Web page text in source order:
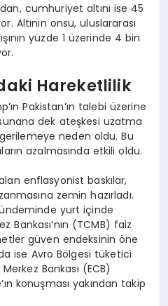
cumhuriyet altını ise 45
Altının onsu, uluslararası
yüzde 1 üzerinde 4 bin
Hareketlilik
Pakistan’ın talebi üzerine
dek ateşkesi uzatma
neden oldu. Bu
azalmasında etkili oldu.
enflasyonist baskılar,
zemin hazırladı.
yurt içinde
Bankası’nın (TCMB) faiz
güven endeksinin öne
ise Avro Bölgesi tüketici
Bankası (ECB)
konuşması yakından takip